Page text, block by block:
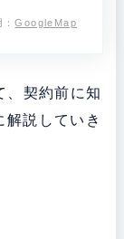
：GoogleMap
、契約前に知
解説していき